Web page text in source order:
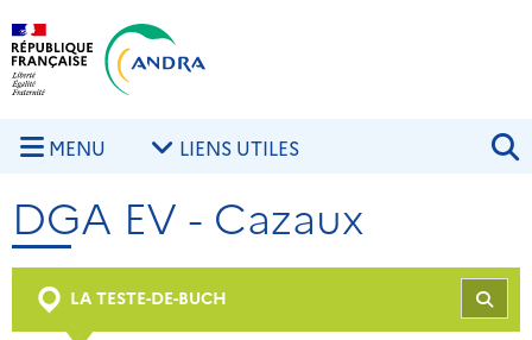
Aller au contenu principal
MENU LIENS UTILES
DGA EV - Cazaux
LA TESTE-DE-BUCH